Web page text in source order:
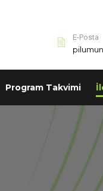
E-Posta
Program Takvimi